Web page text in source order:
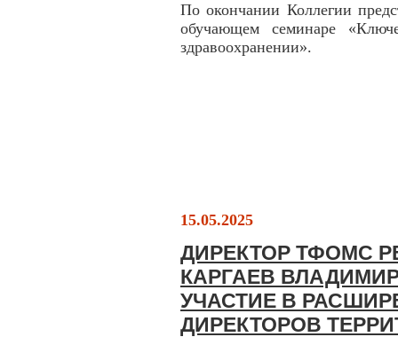
По окончании Коллегии
обучающем семинаре
здравоохранении».
15.05.2025
ДИРЕКТОР ТФОМС
КАРГАЕВ
УЧАСТИЕ В
ДИРЕКТОРОВ